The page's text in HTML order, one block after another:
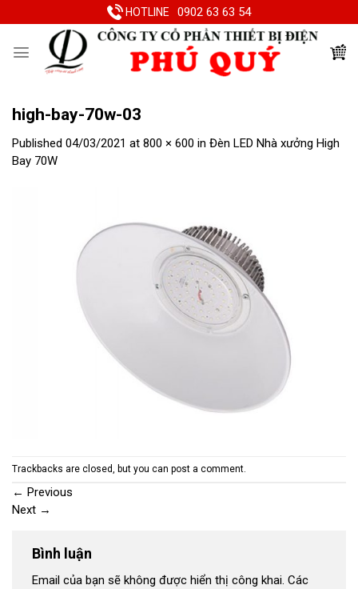
to
HOTLINE 0902 63 63 54
high-bay-70w-03
Published 04/03/2021 at 800 × 600 in Đèn LED Nhà xưởng High
Bay 70W
Trackbacks are closed, but you can post a comment.
← Previous
Next →
Bình luận
Email của bạn sẽ không được hiển thị công khai. Các